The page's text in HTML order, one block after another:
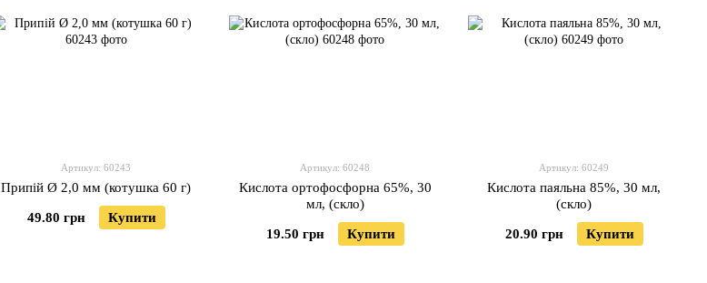
Артикул: 60243
Припій Ø 2,0 мм (котушка 60 г)
49.80 грн Купити
Артикул: 60248
Кислота ортофосфорна 65%, 30
мл, (скло)
19.50 грн Купити
Артикул: 60249
Кислота паяльна 85%, 30 мл,
(скло)
20.90 грн Купити